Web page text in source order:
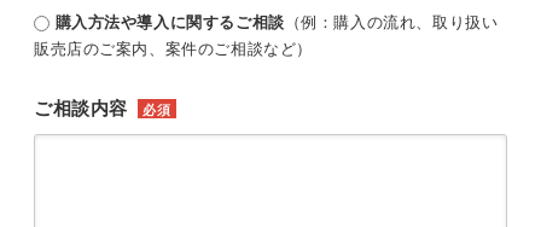
購入方法や導入に関するご相談 （例：購入の流れ、取り扱い
販売店のご案内、案件のご相談など）
ご相談内容 必須